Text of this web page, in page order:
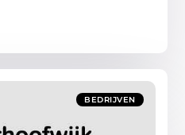
BEDRIJVEN